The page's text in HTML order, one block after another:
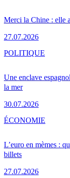
Merci la Chine : elle
27.07.2026
Une enclave
la mer
30.07.2026
POLITIQUE
L’euro en mèmes :
billets
27.07.2026
ÉCONOMIE